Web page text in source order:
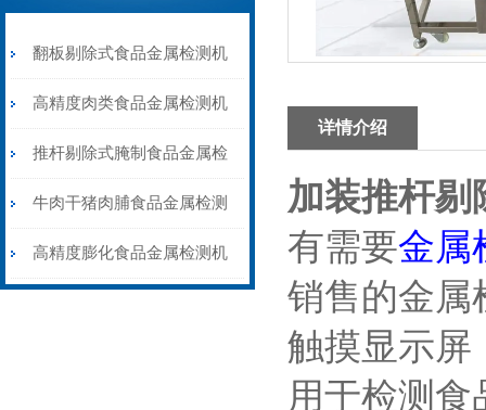
翻板剔除式食品金属检测机
速冻肉类金属检测器
高精度肉类食品金属检测机
推杆剔除式
推杆剔除式腌制食品金属检
测机液晶显示屏
牛肉干猪肉脯食品金属检测
机皮带输送剔除式
高精度膨化食品金属检测机
详情介绍
加装推杆剔
有需要金属
销售的金属
触摸显示屏
用于检测